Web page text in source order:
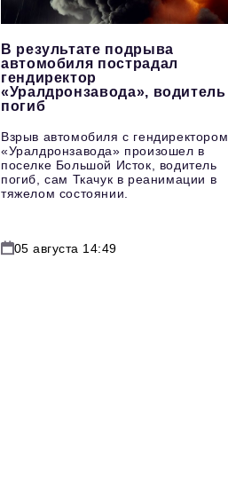
В результате подрыва
автомобиля пострадал
гендиректор
«Уралдронзавода», водитель
погиб
Взрыв автомобиля с гендиректором
«Уралдронзавода» произошел в
поселке Большой Исток, водитель
погиб, сам Ткачук в реанимации в
тяжелом состоянии.
05 августа 14:49